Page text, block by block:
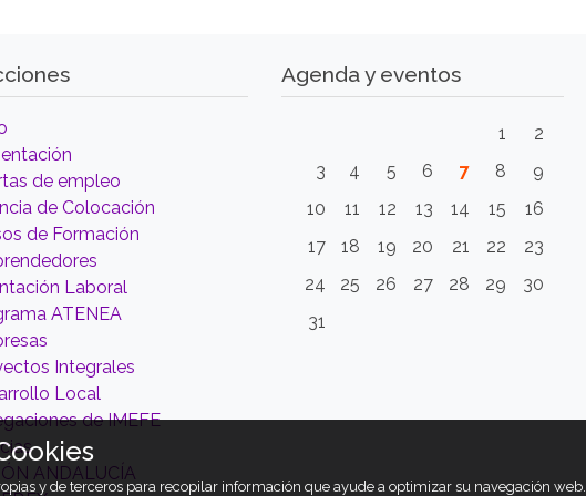
de empleo
de Colocación
de Formación
Laboral
ATENEA
Integrales
Local
de IMEFE
ANDALUCÍA
Agenda y eventos
1
2
3
4 5 6 7 8
9
10
11 12 13 14 15
16
17
18 19 20 21 22
23
24
25 26 27 28 29
30
31
y de terceros para recopilar información que ayude a optimizar su navegación web.